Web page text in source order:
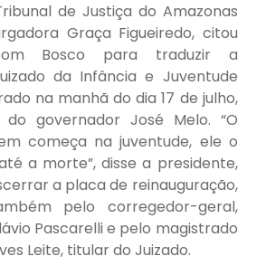
de Justiça do Amazonas
Graça Figueiredo, citou
Bosco para traduzir a
da Infância e Juventude
na manhã do dia 17 de julho,
governador José Melo. “O
começa na juventude, ele o
a morte”, disse a presidente,
a placa de reinauguração,
pelo corregedor-geral,
Pascarelli e pelo magistrado
Leite, titular do Juizado.